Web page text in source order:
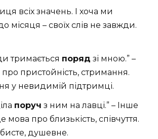
всіх значень. І хоча ми
місяця – своїх слів не завжди.
тримається поряд зі мною.” –
пристойність, стримання.
у невидимій підтримці.
поруч з ним на лавці.” – Інше
мова про близькість, співчуття.
душевне.